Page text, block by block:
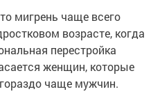
мигрень чаще всего
возрасте, когда
перестройка
женщин, которые
чаще мужчин.